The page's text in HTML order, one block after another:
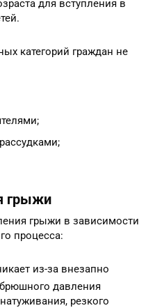
команду;
грыжи
процесса:
из-за внезапно